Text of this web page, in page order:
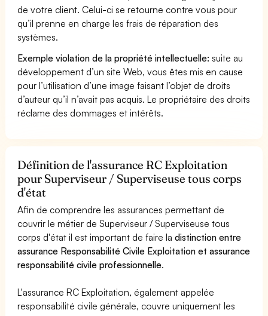
de votre client. Celui-ci se retourne contre vous pour
qu’il prenne en charge les frais de réparation des
systèmes.
Exemple violation de la propriété intellectuelle: suite au
développement d’un site Web, vous êtes mis en cause
pour l’utilisation d’une image faisant l’objet de droits
d’auteur qu’il n’avait pas acquis. Le propriétaire des droits
réclame des dommages et intérêts.
Définition de l'assurance RC Exploitation
pour Superviseur / Superviseuse tous corps
d'état
Afin de comprendre les assurances permettant de
couvrir le métier de Superviseur / Superviseuse tous
corps d'état il est important de faire ladistinction entre
assurance Responsabilité Civile Exploitation et assurance
responsabilité civile professionnelle.
L'assurance RC Exploitation, également appelée
responsabilité civile générale, couvre uniquement les